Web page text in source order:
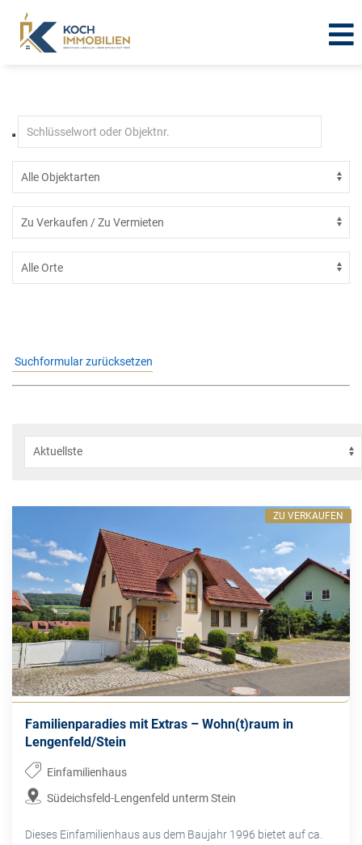
Immobilien in Gerstungen -
Untersuhl
Suchformular zurücksetzen
Familienparadies mit Extras – Wohn(t)raum in
Lengenfeld/Stein
Einfamilienhaus
Südeichsfeld-Lengenfeld unterm Stein
Dieses Einfamilienhaus aus dem Baujahr 1996 bietet auf ca.
ZU VERKAUFEN